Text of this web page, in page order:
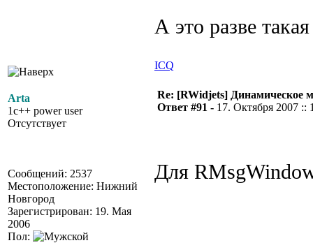
А это разве
ICQ
Arta
1c++ power user
Отсутствует
Сообщений: 2537
Местоположение: Нижний
Новгород
Зарегистрирован: 19. Мая
2006
Пол:
Re: [RWidjets] Динамическое
Ответ #91 - 17. Октября 2007 ::
Для